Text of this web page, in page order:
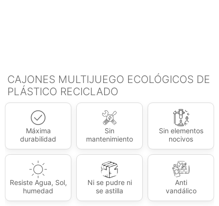
CAJONES MULTIJUEGO ECOLÓGICOS DE
PLÁSTICO RECICLADO
Máxima
durabilidad
Sin
mantenimiento
Sin elementos
nocivos
Resiste Agua, Sol,
humedad
Ni se pudre ni
se astilla
Anti
vandálico